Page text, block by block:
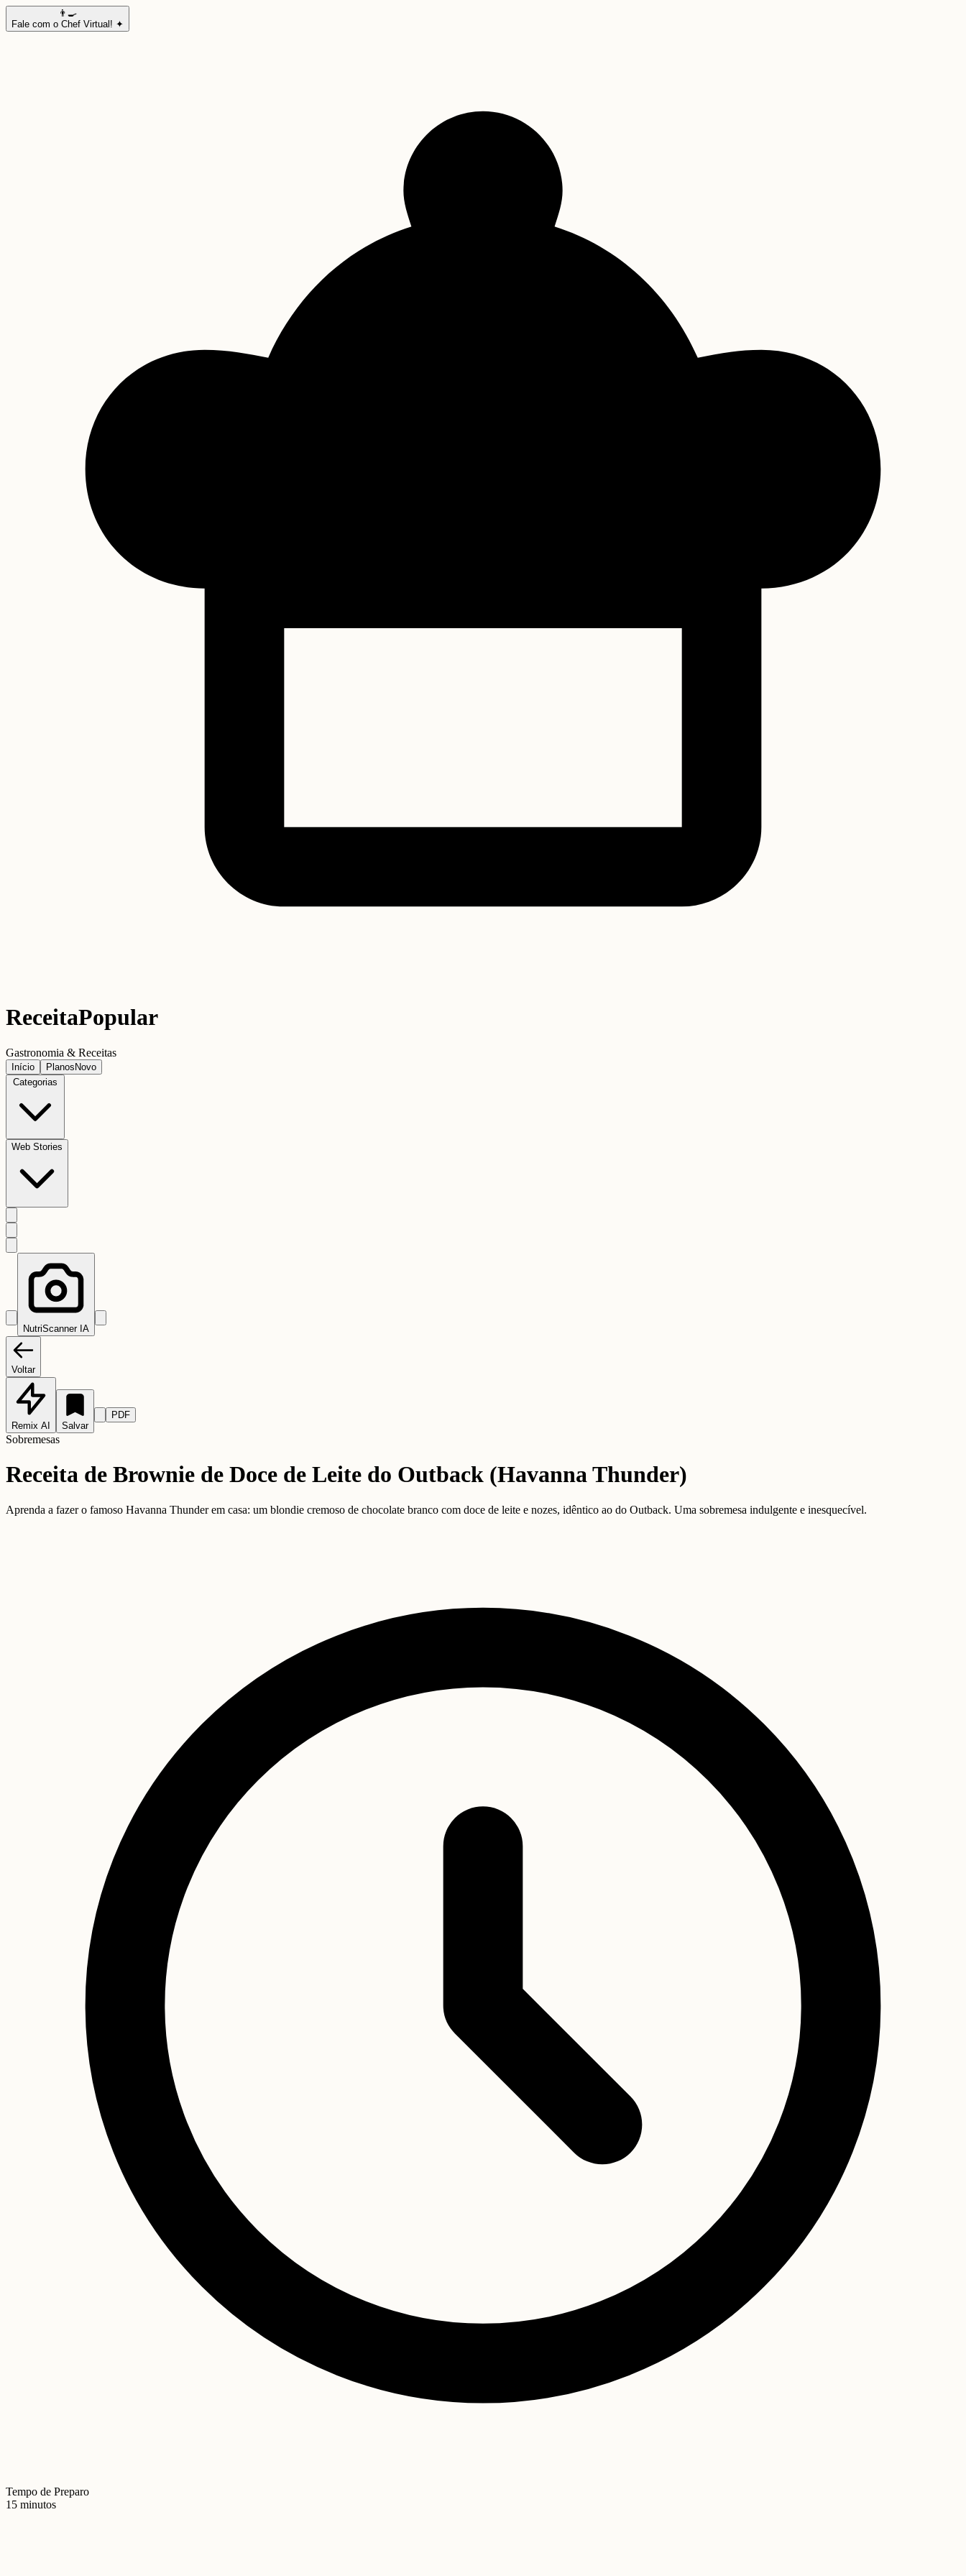
👨‍🍳
Fale com o Chef Virtual! ✦
ReceitaPopular
Gastronomia & Receitas
Início Planos Novo
Categorias
Web Stories
NutriScanner IA
Voltar
Remix AI Salvar
PDF
Sobremesas
Receita de Brownie de Doce de Leite do Outback (Havanna Thunder)
Aprenda a fazer o famoso Havanna Thunder em casa: um blondie cremoso de chocolate branco com doce de leite e nozes, idêntico ao do Outback. Uma sobremesa indulgente e inesquecível.
Tempo de Preparo
15 minutos